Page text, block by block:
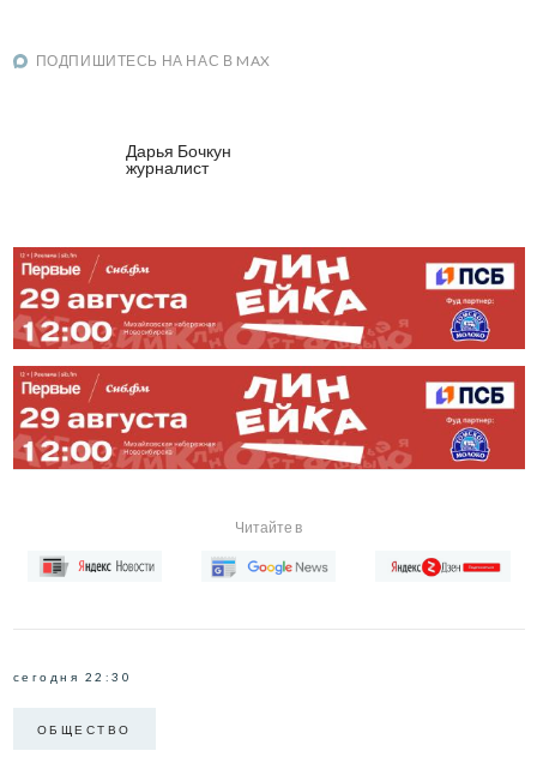
ПОДПИШИТЕСЬ НА НАС В MAX
Дарья Бочкун
журналист
Читайте в
сегодня 22:30
ОБЩЕСТВО